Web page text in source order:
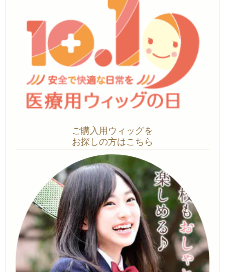
ご購入用ウィッグを
お探しの方はこちら